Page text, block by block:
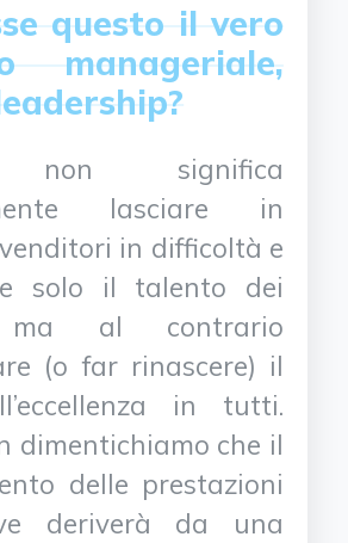
questo il vero
manageriale,
non significa
lasciare in
in difficoltà e
solo il talento dei
ma al contrario
(o far rinascere) il
in tutti.
dimentichiamo che il
delle prestazioni
deriverà da una